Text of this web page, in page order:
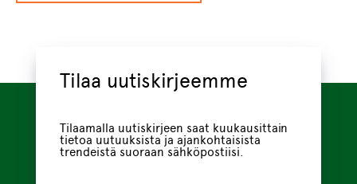
Tilaa uutiskirjeemme
Tilaamalla uutiskirjeen saat kuukausittain
tietoa uutuuksista ja ajankohtaisista
trendeistä suoraan sähköpostiisi.